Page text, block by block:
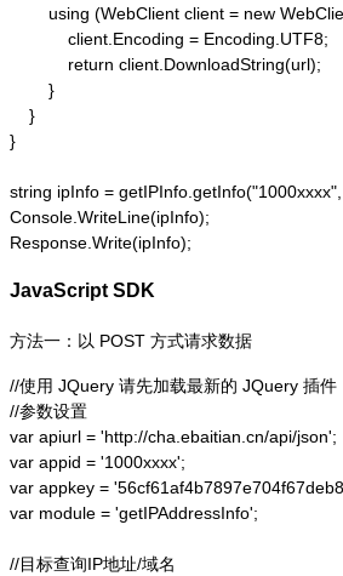
using (WebClient client = new
            client.Encoding = Encoding.UTF8;
            return client.DownloadString(url);
        }
    }
}
string ipInfo =
Console.WriteLine(ipInfo);
Response.Write(ipInfo);
JavaScript SDK
方法一：以 POST 方式请求数据
//使用 JQuery 请先加载最新的 JQuery 插件
//参数设置
var apiurl = 'http://cha.ebaitian.cn/api/json';
var appid = '1000xxxx';
var appkey =
var module = 'getIPAddressInfo';
//目标查询IP地址/域名